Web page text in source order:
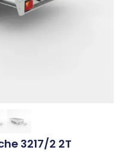
3217/2 2T